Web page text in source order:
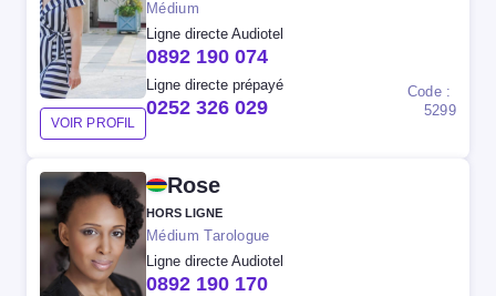
VOIR PROFIL
Médium
Ligne directe Audiotel
0892 190 074
Ligne directe prépayé
0252 326 029
Code :
5299
Rose
HORS LIGNE
Médium Tarologue
Ligne directe Audiotel
0892 190 170